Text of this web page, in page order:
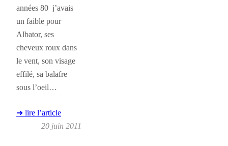
années 80 j’avais
un faible pour
Albator, ses
cheveux roux dans
le vent, son visage
effilé, sa balafre
sous l’oeil…
➜ lire l’article
20 juin 2011